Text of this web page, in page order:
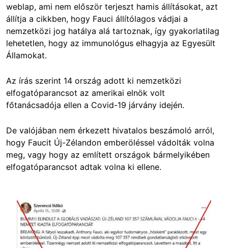
weblap, ami nem először terjeszt hamis állításokat, azt
állítja a cikkben, hogy Fauci állítólagos vádjai a
nemzetközi jog hatálya alá tartoznak, így gyakorlatilag
lehetetlen, hogy az immunológus elhagyja az Egyesült
Államokat.
Az írás szerint 14 ország adott ki nemzetközi
elfogatóparancsot az amerikai elnök volt
főtanácsadója ellen a Covid-19 járvány idején.
De valójában nem érkezett hivatalos beszámoló arról,
hogy Faucit Új-Zélandon emberöléssel vádolták volna
meg, vagy hogy az említett országok bármelyikében
elfogatóparancsot adtak volna ki ellene.
Image